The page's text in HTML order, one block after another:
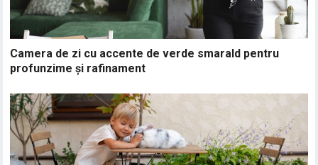
Camera de zi cu accente de verde smarald pentru
profunzime și rafinament